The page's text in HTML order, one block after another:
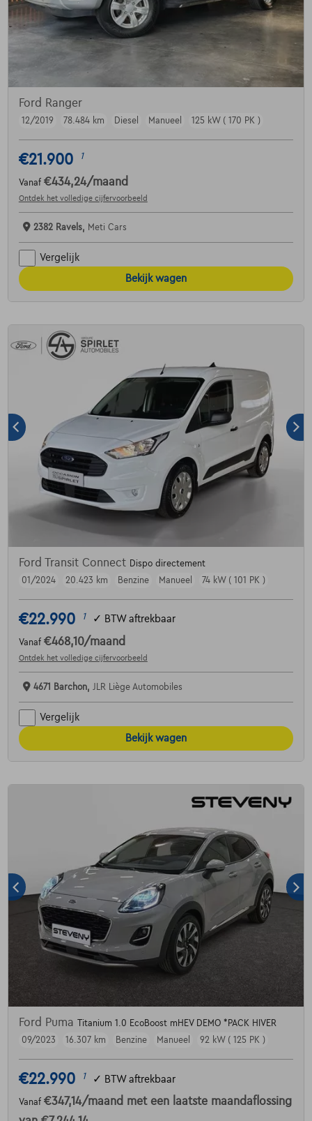
Ford Ranger
12/2019 78.484 km Diesel Manueel 125 kW ( 170 PK )
€21.900 1
Vanaf €434,24/maand
Ontdek het volledige cijfervoorbeeld
2382 Ravels, Meti Cars
Vergelijk
Bekijk wagen
Ford Transit Connect Dispo directement
01/2024
20.423 km Benzine Manueel 74 kW ( 101 PK )
€22.990 1 ✓ BTW aftrekbaar
Vanaf €468,10/maand
Ontdek het volledige cijfervoorbeeld
4671 Barchon, JLR Liège Automobiles
Vergelijk
Bekijk wagen
Ford Puma
Titanium 1.0 EcoBoost mHEV DEMO *PACK HIVER
09/2023
16.307 km Benzine Manueel 92 kW ( 125 PK )
€22.990 1 ✓ BTW aftrekbaar
Vanaf €347,14/maand met een laatste maandaflossing